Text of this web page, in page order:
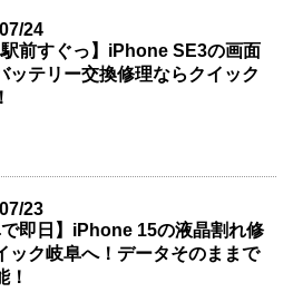
24
駅前すぐっ】iPhone SE3の画面
ッテリー交換修理ならクイック
23
で即日】iPhone 15の液晶割れ修
ック岐阜へ！データそのままで
！